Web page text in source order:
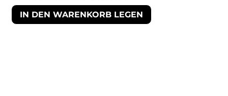
IN DEN WARENKORB LEGEN